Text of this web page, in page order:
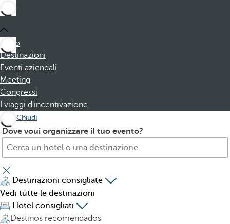
Inizio
Destinazioni
Eventi aziendali
Meeting
Congressi
I viaggi d'incentivazione
Chiudi
Dove voui organizzare il tuo evento?
C
r
c
a
h
o
t
P
e
s
s
i
n
g
Destinazioni consigliate
Vedi tutte le destinazioni
Hotel consigliati
Destinos recomendados